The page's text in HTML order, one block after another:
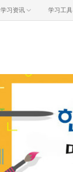
学习资讯 学习工具